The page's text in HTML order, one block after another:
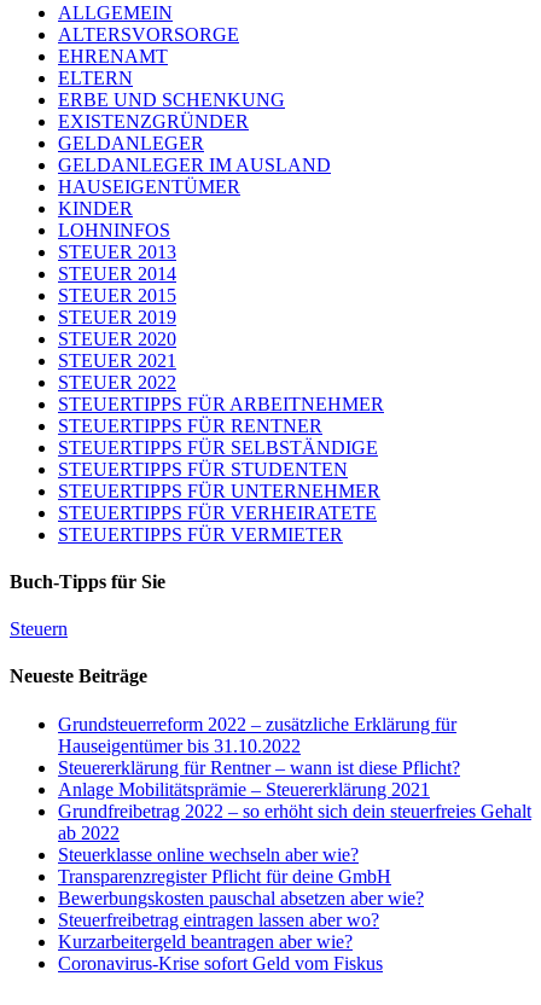
ALLGEMEIN
ALTERSVORSORGE
EHRENAMT
ELTERN
ERBE UND SCHENKUNG
EXISTENZGRÜNDER
GELDANLEGER
GELDANLEGER IM AUSLAND
HAUSEIGENTÜMER
KINDER
LOHNINFOS
STEUER 2013
STEUER 2014
STEUER 2015
STEUER 2019
STEUER 2020
STEUER 2021
STEUER 2022
STEUERTIPPS FÜR ARBEITNEHMER
STEUERTIPPS FÜR RENTNER
STEUERTIPPS FÜR SELBSTÄNDIGE
STEUERTIPPS FÜR STUDENTEN
STEUERTIPPS FÜR UNTERNEHMER
STEUERTIPPS FÜR VERHEIRATETE
STEUERTIPPS FÜR VERMIETER
Buch-Tipps für Sie
Steuern
Neueste Beiträge
Grundsteuerreform 2022 – zusätzliche Erklärung für
Hauseigentümer bis 31.10.2022
Steuererklärung für Rentner – wann ist diese Pflicht?
Anlage Mobilitätsprämie – Steuererklärung 2021
Grundfreibetrag 2022 – so erhöht sich dein steuerfreies Gehalt
ab 2022
Steuerklasse online wechseln aber wie?
Transparenzregister Pflicht für deine GmbH
Bewerbungskosten pauschal absetzen aber wie?
Steuerfreibetrag eintragen lassen aber wo?
Kurzarbeitergeld beantragen aber wie?
Coronavirus-Krise sofort Geld vom Fiskus